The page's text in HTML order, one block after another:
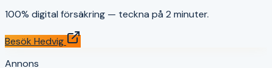
100% digital försäkring — teckna på 2 minuter.
Besök Hedvig
Annons